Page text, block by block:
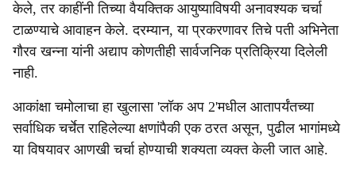
केले, तर काहींनी तिच्या वैयक्तिक आयुष्याविषयी अनावश्यक चर्चा
टाळण्याचे आवाहन केले. दरम्यान, या प्रकरणावर तिचे पती अभिनेता
गौरव खन्ना यांनी अद्याप कोणतीही सार्वजनिक प्रतिक्रिया दिलेली
नाही.
आकांक्षा चमोलाचा हा खुलासा 'लॉक अप 2'मधील आतापर्यंतच्या
सर्वाधिक चर्चेत राहिलेल्या क्षणांपैकी एक ठरत असून, पुढील भागांमध्ये
या विषयावर आणखी चर्चा होण्याची शक्यता व्यक्त केली जात आहे.